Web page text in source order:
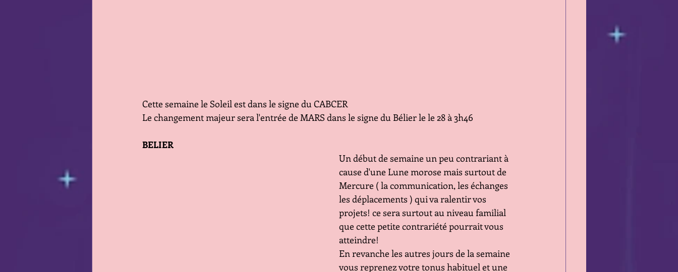
Cette semaine le Soleil est dans le signe du CABCER
Le changement majeur sera l'entrée de MARS dans le signe du Bélier le le 28 à 3h46
BELIER
Un début de semaine un peu contrariant à
cause d'une Lune morose mais surtout de
Mercure ( la communication, les échanges
les déplacements ) qui va ralentir vos
projets! ce sera surtout au niveau familial
que cette petite contrariété pourrait vous
atteindre!
En revanche les autres jours de la semaine
vous reprenez votre tonus habituel et une